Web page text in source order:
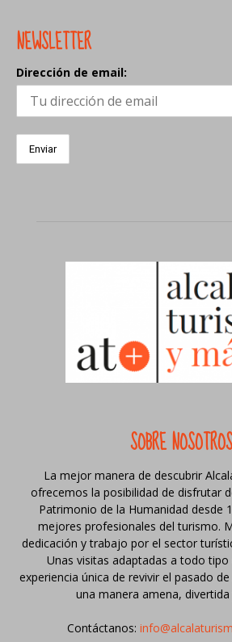
NEWSLETTER
Dirección de email:
SOBRE NOSOTROS
La mejor manera de descubrir
ofrecemos la posibilidad de disfrutar
Patrimonio de la Humanidad desde
mejores profesionales del turismo.
dedicación y trabajo por el sector
Unas visitas adaptadas a todo tipo
experiencia única de revivir el pasado
una manera amena, divertida
Contáctanos: